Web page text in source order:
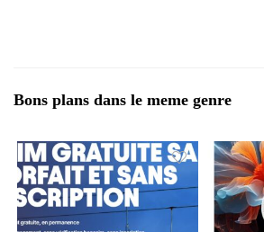
Bons plans dans le meme genre